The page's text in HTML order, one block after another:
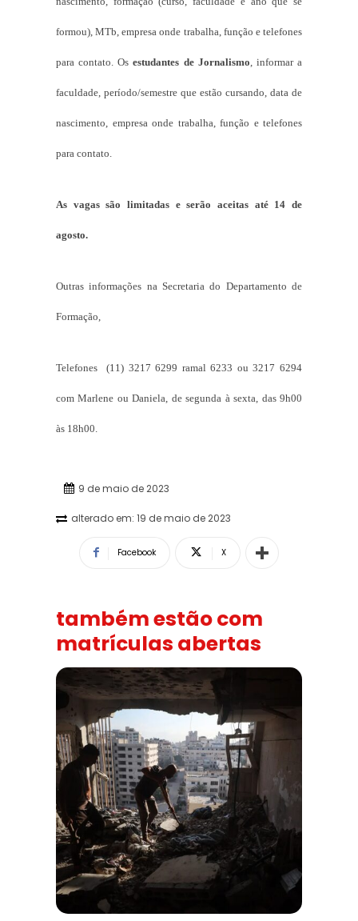
formou), MTb, empresa onde trabalha, função e telefones
para contato. Osestudantes de Jornalismo , informar a
faculdade, período/semestre que estão cursando, data de
nascimento, empresa onde trabalha, função e telefones
para contato.
As vagas são limitadas e serão aceitas até 14 de
agosto.
Outras informações na Secretaria do Departamento de
Formação,
Telefones (11) 3217 6299 ramal 6233 ou 3217 6294
com Marlene ou Daniela, de segunda à sexta, das 9h00
às 18h00.
9 de maio de 2023
alterado em: 19 de maio de 2023
Facebook X
também estão com
matrículas abertas
“Funeral para toda Gaza” — enquanto o Conselho da